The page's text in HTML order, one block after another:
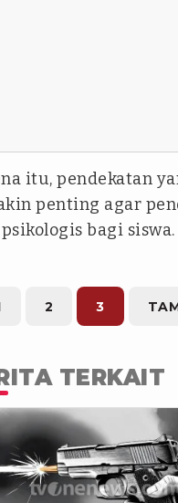
itu, pendekatan
penting agar
bagi
2 3
TERKAIT